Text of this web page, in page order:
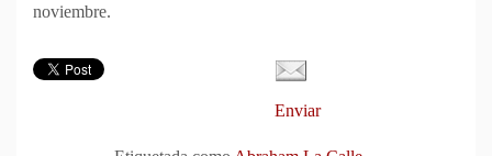
noviembre.
Enviar